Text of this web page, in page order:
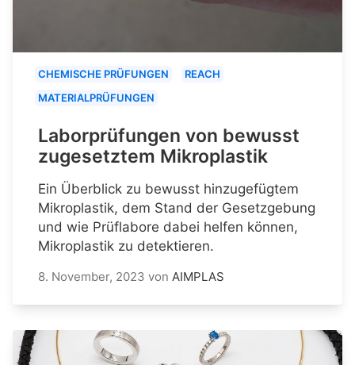
CHEMISCHE PRÜFUNGEN
REACH
MATERIALPRÜFUNGEN
Laborprüfungen von bewusst
zugesetztem Mikroplastik
Ein Überblick zu bewusst hinzugefügtem
Mikroplastik, dem Stand der Gesetzgebung
und wie Prüflabore dabei helfen können,
Mikroplastik zu detektieren.
8. November, 2023 von AIMPLAS